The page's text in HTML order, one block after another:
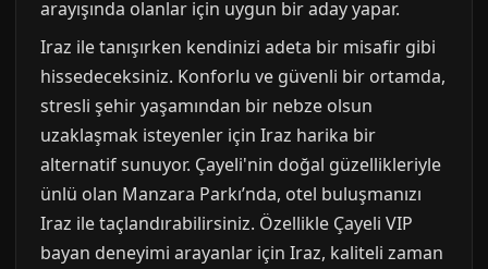
arayışında olanlar için uygun bir aday yapar.
Iraz ile tanışırken kendinizi adeta bir misafir gibi
hissedeceksiniz. Konforlu ve güvenli bir ortamda,
stresli şehir yaşamından bir nebze olsun
uzaklaşmak isteyenler için Iraz harika bir
alternatif sunuyor. Çayeli'nin doğal güzellikleriyle
ünlü olan Manzara Parkı’nda, otel buluşmanızı
Iraz ile taçlandırabilirsiniz. Özellikle Çayeli VIP
bayan deneyimi arayanlar için Iraz, kaliteli zaman